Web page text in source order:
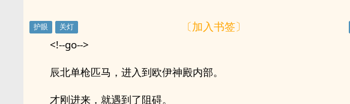
〔加入书签〕
<!--go-->
辰北单枪匹马，进入到欧伊神殿内部。
才刚进来，就遇到了阻碍。